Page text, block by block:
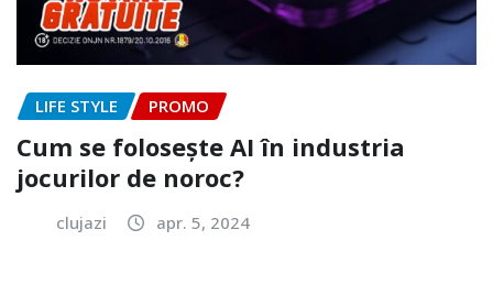
LIFE STYLE PROMO
Cum se folosește AI în industria
jocurilor de noroc?
clujazi apr. 5, 2024